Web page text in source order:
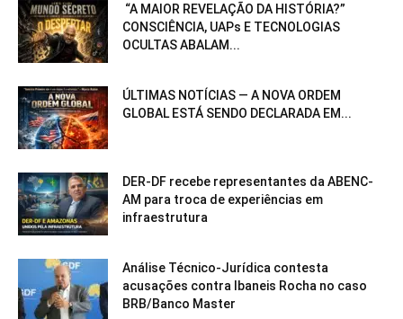
“A MAIOR REVELAÇÃO DA HISTÓRIA?”
CONSCIÊNCIA, UAPs E TECNOLOGIAS
OCULTAS ABALAM...
ÚLTIMAS NOTÍCIAS — A NOVA ORDEM
GLOBAL ESTÁ SENDO DECLARADA EM...
DER-DF recebe representantes da ABENC-
AM para troca de experiências em
infraestrutura
Análise Técnico-Jurídica contesta
acusações contra Ibaneis Rocha no caso
BRB/Banco Master